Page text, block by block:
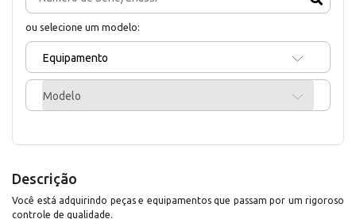
ou selecione um modelo:
Equipamento
Modelo
Descrição
Você está adquirindo peças e equipamentos que passam por um rigoroso
controle de qualidade.